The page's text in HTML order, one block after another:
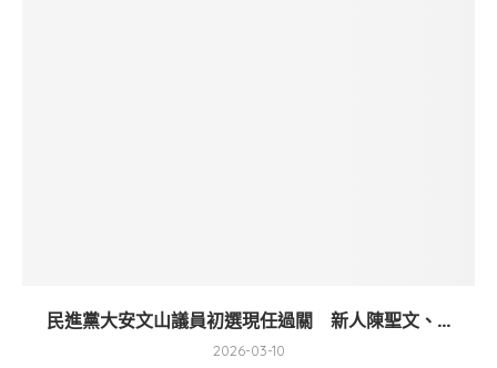
民進黨大安文山議員初選現任過關 新人陳聖文、...
2026-03-10